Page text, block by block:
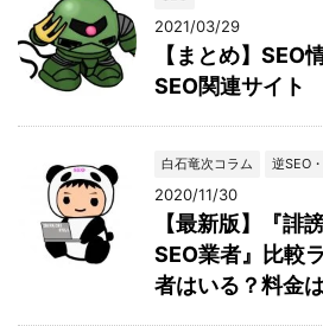
2021/03/29
【まとめ】SEO
SEO関連サイト
白石竜次コラム 逆SEO
2020/11/30
【最新版】『誹
SEO業者』比較
者はいる？料金